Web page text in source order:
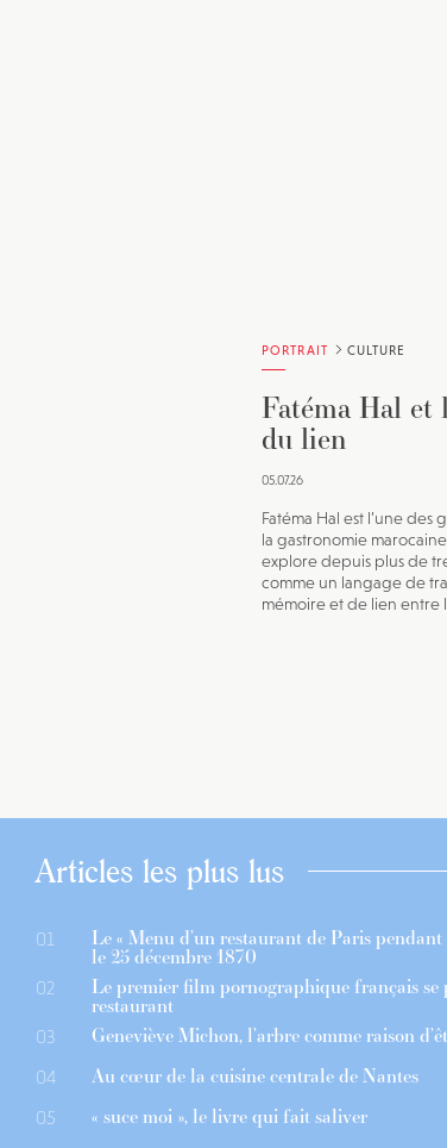
PORTRAIT CULTURE
Fatéma Hal et
du lien
05.07.26
Fatéma Hal est l’une
la gastronomie
explore depuis plus de
comme un langage de
mémoire et de lien entre
Articles les plus lus
01 Le « Menu d’un restaurant de Paris pendant
le 25 décembre 1870
02 Le premier film pornographique français se
restaurant
03 Geneviève Michon, l’arbre comme raison
04 Au cœur de la cuisine centrale de Nantes
05 « suce moi », le livre qui fait saliver